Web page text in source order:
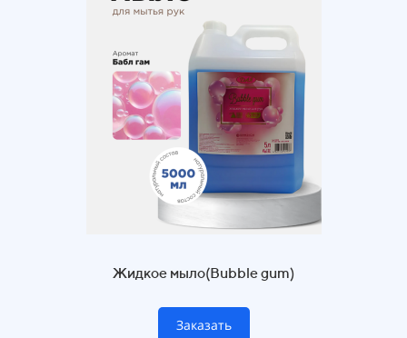
Жидкое мыло(Bubble gum)
Заказать